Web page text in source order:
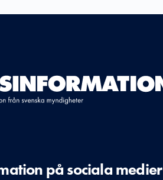
på sociala medier